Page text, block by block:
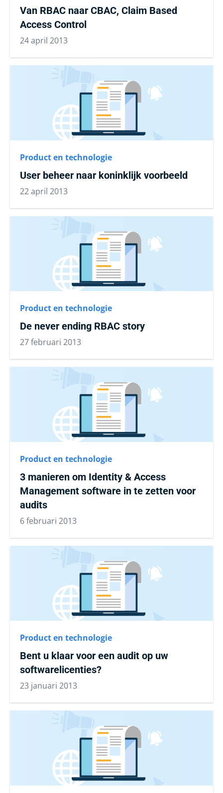
Van RBAC naar CBAC, Claim Based
Access Control
24 april 2013
Product en technologie
User beheer naar koninklijk voorbeeld
22 april 2013
Product en technologie
De never ending RBAC story
27 februari 2013
Product en technologie
3 manieren om Identity & Access
Management software in te zetten voor
audits
6 februari 2013
Product en technologie
Bent u klaar voor een audit op uw
softwarelicenties?
23 januari 2013